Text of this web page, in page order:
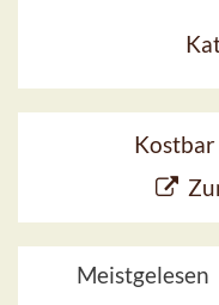
Meistgelesen